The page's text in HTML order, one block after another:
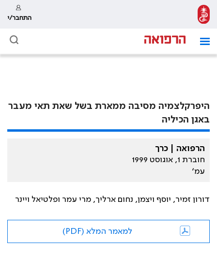
התחבר/י
היפרקלצמיה מסיבה ממארת בשל שאת תאי מעבר
באגן הכיליה
הרפואה | כרך
חוברת 1, אוגוסט 1999
עמ׳
דורון זמיר, יוסף ויצמן, נחום ארליך, מרי עמר ופלטיאל ויינר
למאמר המלא (PDF)